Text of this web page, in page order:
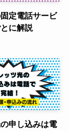
定電話サービ
に解説
申し込みは電